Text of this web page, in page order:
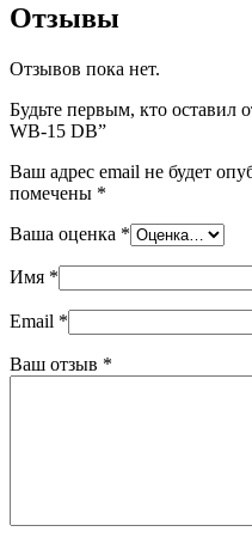
Отзывы
Отзывов пока нет.
Будьте первым, кто оставил
WB-15 DB”
Ваш адрес email не будет
помечены *
Ваша оценка *
Имя *
Email *
Ваш отзыв *